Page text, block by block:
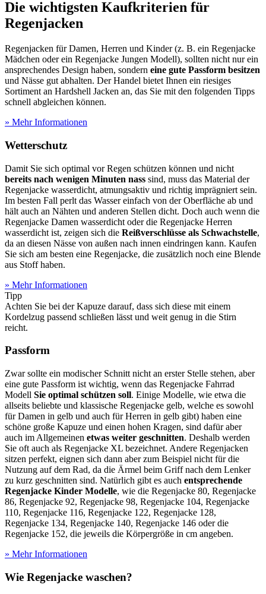
Die wichtigsten Kaufkriterien für
Regenjacken
Regenjacken für Damen, Herren und Kinder (z. B. ein Regenjacke
Mädchen oder ein Regenjacke Jungen Modell), sollten nicht nur ein
ansprechendes Design haben, sondern eine gute Passform besitzen
und Nässe gut abhalten. Der Handel bietet Ihnen ein riesiges
Sortiment an Hardshell Jacken an, das Sie mit den folgenden Tipps
schnell abgleichen können.
» Mehr Informationen
Wetterschutz
Damit Sie sich optimal vor Regen schützen können und nicht
bereits nach wenigen Minuten nass sind, muss das Material der
Regenjacke wasserdicht, atmungsaktiv und richtig imprägniert sein.
Im besten Fall perlt das Wasser einfach von der Oberfläche ab und
hält auch an Nähten und anderen Stellen dicht. Doch auch wenn die
Regenjacke Damen wasserdicht oder die Regenjacke Herren
wasserdicht ist, zeigen sich die Reißverschlüsse als Schwachstelle,
da an diesen Nässe von außen nach innen eindringen kann. Kaufen
Sie sich am besten eine Regenjacke, die zusätzlich noch eine Blende
aus Stoff haben.
» Mehr Informationen
Tipp
Achten Sie bei der Kapuze darauf, dass sich diese mit einem
Kordelzug passend schließen lässt und weit genug in die Stirn
reicht.
Passform
Zwar sollte ein modischer Schnitt nicht an erster Stelle stehen, aber
eine gute Passform ist wichtig, wenn das Regenjacke Fahrrad
Modell Sie optimal schützen soll. Einige Modelle, wie etwa die
allseits beliebte und klassische Regenjacke gelb, welche es sowohl
für Damen in gelb und auch für Herren in gelb gibt) haben eine
schöne große Kapuze und einen hohen Kragen, sind dafür aber
auch im Allgemeinen etwas weiter geschnitten. Deshalb werden
Sie oft auch als Regenjacke XL bezeichnet. Andere Regenjacken
sitzen perfekt, eignen sich dann aber zum Beispiel nicht für die
Nutzung auf dem Rad, da die Ärmel beim Griff nach dem Lenker
zu kurz geschnitten sind. Natürlich gibt es auch entsprechende
Regenjacke Kinder Modelle, wie die Regenjacke 80, Regenjacke
86, Regenjacke 92, Regenjacke 98, Regenjacke 104, Regenjacke
110, Regenjacke 116, Regenjacke 122, Regenjacke 128,
Regenjacke 134, Regenjacke 140, Regenjacke 146 oder die
Regenjacke 152, die jeweils die Körpergröße in cm angeben.
» Mehr Informationen
Wie Regenjacke waschen?